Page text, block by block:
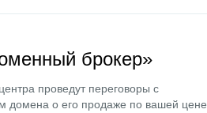
брокер»
проведут переговоры с
домена о его продаже по вашей цене